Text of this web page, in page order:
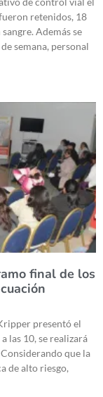
retenidos, 18
Además se
semana, personal
final de los
presentó el
las 10, se realizará
que la
de alto riesgo,